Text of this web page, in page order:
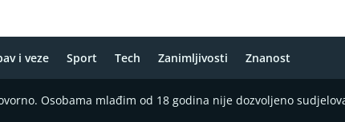
i veze Sport Tech Zanimljivosti Znanost
Osobama mlađim od 18 godina nije dozvoljeno